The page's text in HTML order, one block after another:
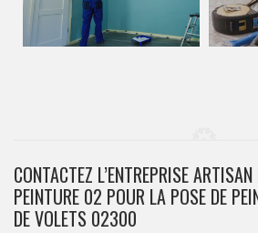
CONTACTEZ L’ENTREPRISE
PEINTURE 02 POUR LA POSE DE
DE VOLETS 02300